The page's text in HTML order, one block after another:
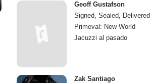
Geoff Gustafson
Signed, Sealed, Delivered
Primeval: New World
Jacuzzi al pasado
Zak Santiago